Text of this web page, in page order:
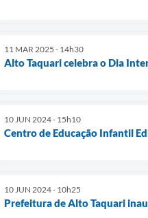
11 MAR 2025 - 14h30
Alto Taquari celebra o Dia
10 JUN 2024 - 15h10
Centro de Educação Infantil
10 JUN 2024 - 10h25
Prefeitura de Alto Taquari